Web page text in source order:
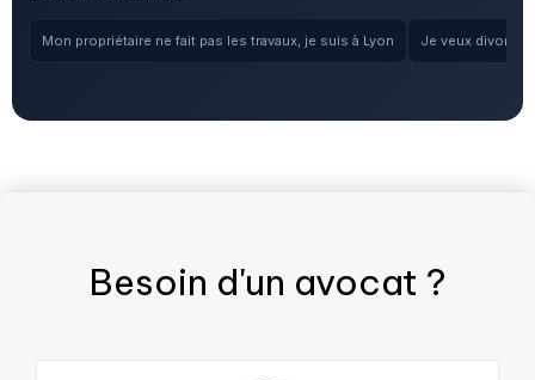
Mon propriétaire ne fait pas les travaux, je suis à Lyon Je veux
Besoin d'un avocat ?